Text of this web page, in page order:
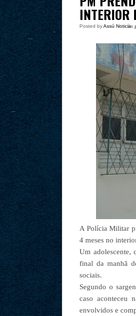
INTERIOR
Posted byAssú Noticia
às
A Polícia Militar
4 meses no
Um adolescente,
final da manhã
sociais.
Segundo o
caso aconteceu
envolvidos e